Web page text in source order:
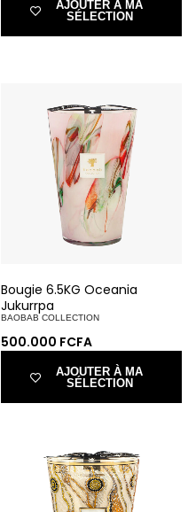
AJOUTER À MA
SÉLECTION
Bougie 6.5KG Oceania
Jukurrpa
BAOBAB COLLECTION
500.000 FCFA
AJOUTER À MA
SÉLECTION